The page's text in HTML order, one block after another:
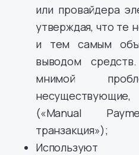
или провайдера
утверждая, что те
и тем самым
выводом
мнимой
(«Manual
транзакция»);
Используют